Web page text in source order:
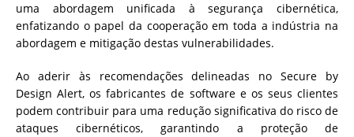
uma abordagem unificada à segurança cibernética,
enfatizando o papel da cooperação em toda a indústria na
abordagem e mitigação destas vulnerabilidades.
Ao aderir às recomendações delineadas no Secure by
Design Alert, os fabricantes de software e os seus clientes
podem contribuir para uma redução significativa do risco de
ataques cibernéticos, garantindo a proteção de